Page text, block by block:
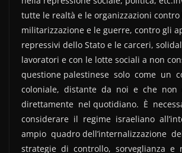
tutte le realtà e le organizzazioni contro
militarizzazione e le guerre, contro gli
repressivi dello Stato e le carceri,
lavoratori e con le lotte sociali a non
questione palestinese solo come un
coloniale, distante da noi e che non
direttamente nel quotidiano. È
considerare il regime israeliano
ampio quadro dell’internalizzazione
strategie di controllo, sorveglianza e